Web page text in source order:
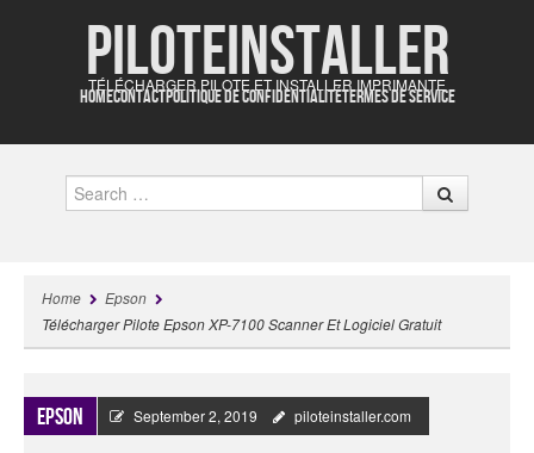
Piloteinstaller
TÉLÉCHARGER PILOTE ET INSTALLER IMPRIMANTE
HOMECONTACTPOLITIQUE DE CONFIDENTIALITÉTERMES DE SERVICE
Search
Home
Epson
Télécharger Pilote Epson XP-7100 Scanner Et Logiciel Gratuit
Epson September 2, 2019 piloteinstaller.com